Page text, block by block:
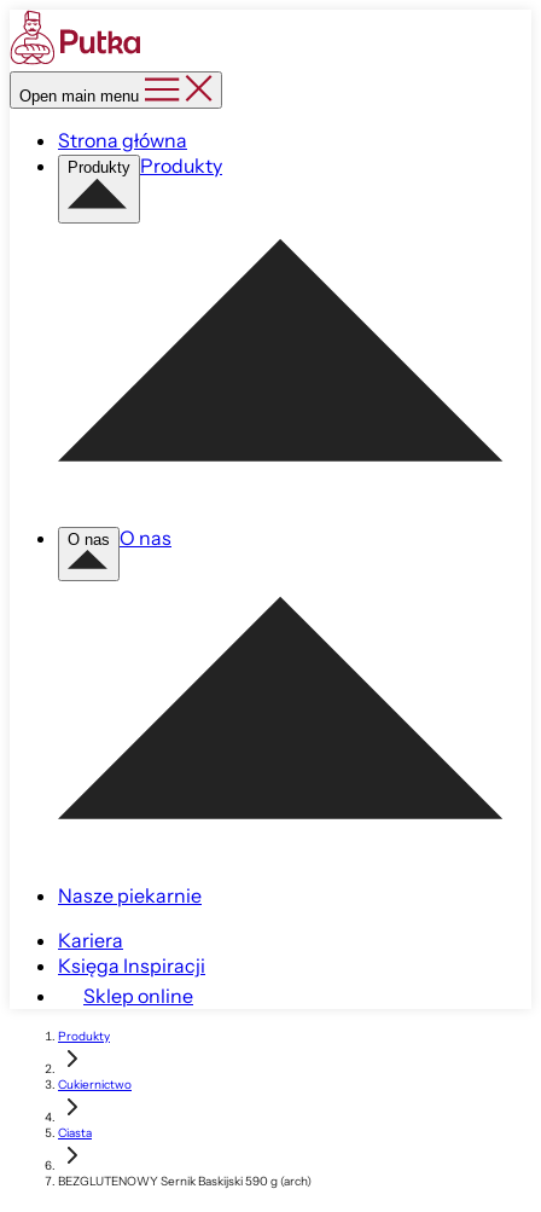
Open main menu
Strona główna
Produkty Produkty
O nas O nas
Nasze piekarnie
Kariera
Księga Inspiracji
Sklep online
Produkty
Cukiernictwo
Ciasta
BEZGLUTENOWY Sernik Baskijski 590 g (arch)